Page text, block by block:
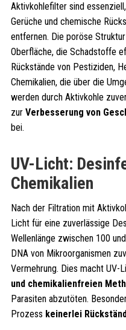
Aktivkohlefilter sind
Gerüche und chemische
entfernen. Die poröse
Oberfläche, die Schadstoffe
Rückstände von Pestiziden,
Chemikalien, die über die
werden durch Aktivkohle
zur Verbesserung von
bei.
UV-Licht:
Chemikalien
Nach der Filtration mit
Licht für eine zuverlässige
Wellenlänge zwischen 100
DNA von Mikroorganismen
Vermehrung. Dies macht UV-
und chemikalienfreien
Parasiten abzutöten.
Prozess keinerlei